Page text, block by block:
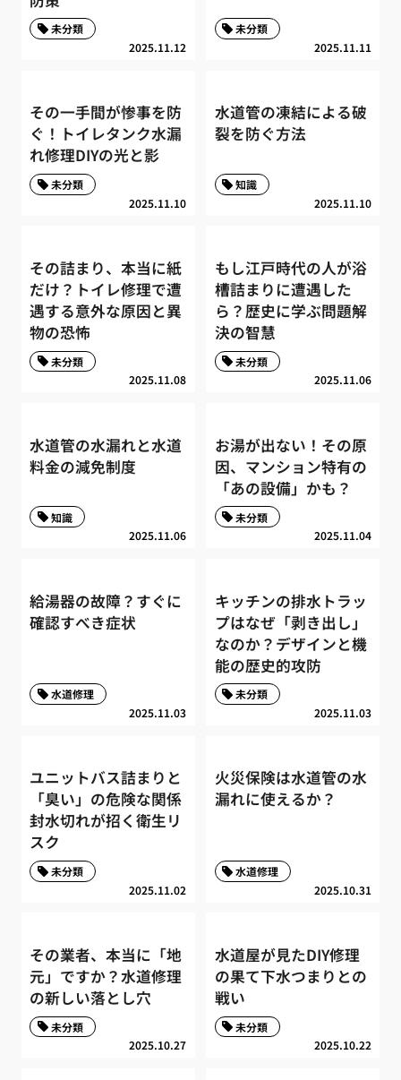
2025.11.12
未分類
2025.11.11
未分類
その一手間が惨事を防
ぐ！トイレタンク水漏
れ修理DIYの光と影
2025.11.10
未分類
水道管の凍結による破
裂を防ぐ方法
2025.11.10
知識
その詰まり、本当に紙
だけ？トイレ修理で遭
遇する意外な原因と異
物の恐怖
2025.11.08
未分類
もし江戸時代の人が浴
槽詰まりに遭遇した
ら？歴史に学ぶ問題解
決の智慧
2025.11.06
未分類
水道管の水漏れと水道
料金の減免制度
2025.11.06
知識
お湯が出ない！その原
因、マンション特有の
「あの設備」かも？
2025.11.04
未分類
給湯器の故障？すぐに
確認すべき症状
2025.11.03
水道修理
キッチンの排水トラッ
プはなぜ「剥き出し」
なのか？デザインと機
能の歴史的攻防
2025.11.03
未分類
ユニットバス詰まりと
「臭い」の危険な関係
封水切れが招く衛生リ
スク
2025.11.02
未分類
火災保険は水道管の水
漏れに使えるか？
2025.10.31
水道修理
その業者、本当に「地
元」ですか？水道修理
の新しい落とし穴
2025.10.27
未分類
水道屋が見たDIY修理
の果て下水つまりとの
戦い
2025.10.22
未分類